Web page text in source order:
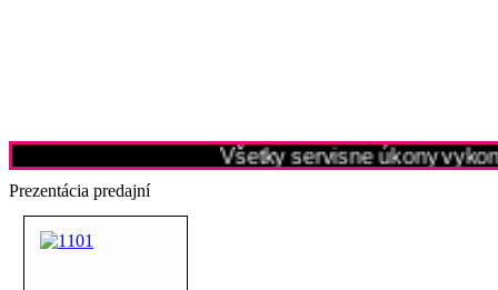
Všetky servisne úkony
Prezentácia predajní